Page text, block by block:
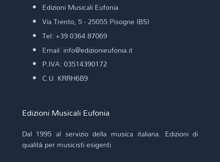
Edizioni Musicali Eufonia
Via Trento, 5 - 25055 Pisogne (BS)
Tel: +39 0364 87069
Email: info@edizionieufonia.it
P.IVA: 03514390172
C.U. KRRH6B9
Edizioni Musicali Eufonia
Dal 1995 al servizio della musica italiana. Edizioni di
qualità per musicisti esigenti.